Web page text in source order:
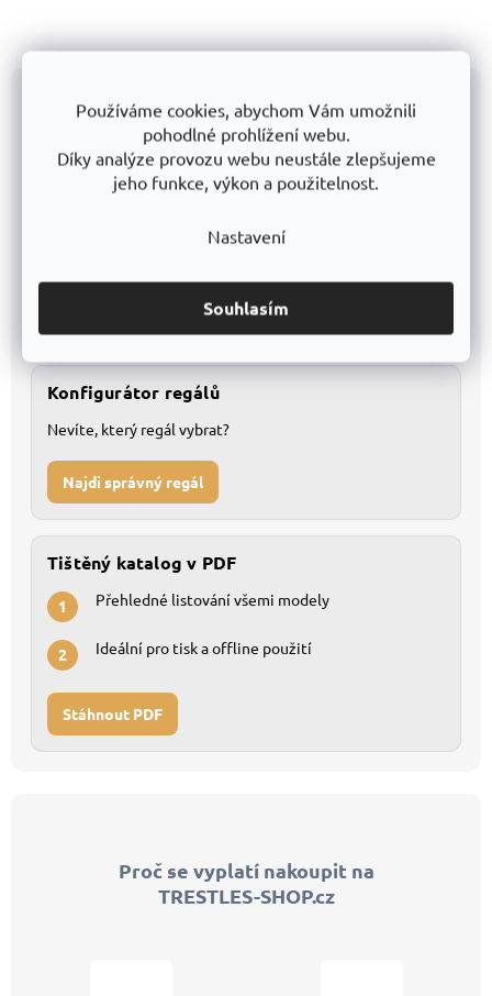
Používáme cookies, abychom Vám umožnili
pohodlné prohlížení webu.
Díky analýze provozu webu neustále zlepšujeme
jeho funkce, výkon a použitelnost.
Nastavení
Souhlasím
Všechny modely přehledně v katalogu
Katalog v Excelu
Kompletní databáze pro detailní porovnání
Snadné filtrování a vlastní úpravy
Konfigurátor regálů
Nevíte, který regál vybrat?
Najdi správný regál
Tištěný katalog v PDF
1 Přehledné listování všemi modely
2 Ideální pro tisk a offline použití
Stáhnout PDF
Proč se vyplatí nakoupit na
TRESTLES-SHOP.cz